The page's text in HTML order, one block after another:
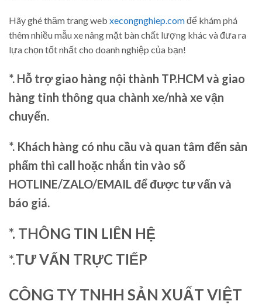
Hãy ghé thăm trang web xecongnghiep.comđể khám phá
thêm nhiều mẫu xe nâng mặt bàn chất lượng khác và đưa ra
lựa chọn tốt nhất cho doanh nghiệp của bạn!
*. Hỗ trợ giao hàng nội thành TP.HCM và giao
hàng tỉnh thông qua chành xe/nhà xe vận
chuyển.
*. Khách hàng có nhu cầu và quan tâm đến sản
phẩm thì call hoặc nhắn tin vào số
HOTLINE/ZALO/EMAIL để được tư vấn và
báo giá.
*. THÔNG TIN LIÊN HỆ
*.TƯ VẤN TRỰC TIẾP
CÔNG TY TNHH SẢN XUẤT VIỆT